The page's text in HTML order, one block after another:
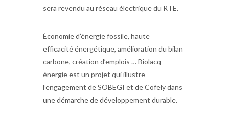
sera revendu au réseau électrique du RTE.
Économie d’énergie fossile, haute
efficacité énergétique, amélioration du bilan
carbone, création d’emplois … Biolacq
énergie est un projet qui illustre
l’engagement de SOBEGI et de Cofely dans
une démarche de développement durable.